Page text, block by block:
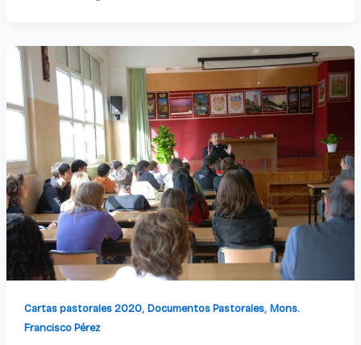
Cartas pastorales 2020, Documentos Pastorales, Mons.
Francisco Pérez